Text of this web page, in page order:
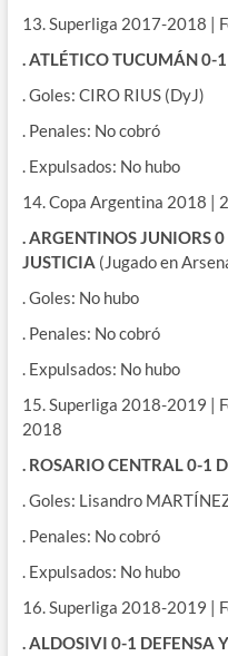
13. Superliga 2017-2018 |
. ATLÉTICO TUCUMÁN 0-
. Goles: CIRO RIUS (DyJ)
. Penales: No cobró
. Expulsados: No hubo
14. Copa Argentina 2018 |
. ARGENTINOS JUNIORS
JUSTICIA (Jugado en
. Goles: No hubo
. Penales: No cobró
. Expulsados: No hubo
15. Superliga 2018-2019 |
2018
. ROSARIO CENTRAL 0-1
. Goles: Lisandro
. Penales: No cobró
. Expulsados: No hubo
16. Superliga 2018-2019 |
. ALDOSIVI 0-1 DEFENSA